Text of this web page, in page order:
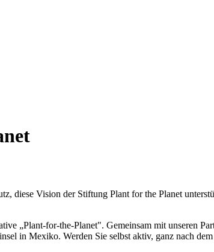
diese Vision der Stiftung Plant for the Planet
„Plant-for-the-Planet". Gemeinsam mit unseren
in Mexiko. Werden Sie selbst aktiv, ganz nach